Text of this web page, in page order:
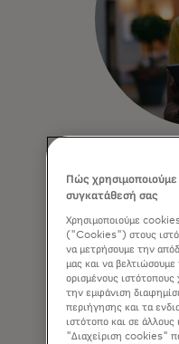
Απολαύστε έναν
χωρίς να
κωδικούς
Μάθετε
Πώς
συγκατάθεσή σας
Χρησιμοποιούμε
("Cookies") στους
να μετρήσουμε την
μας και να
ορισμένους
την εμφάνιση
περιήγησης και τα
ιστότοπο και σε
"Διαχείριση cookies"